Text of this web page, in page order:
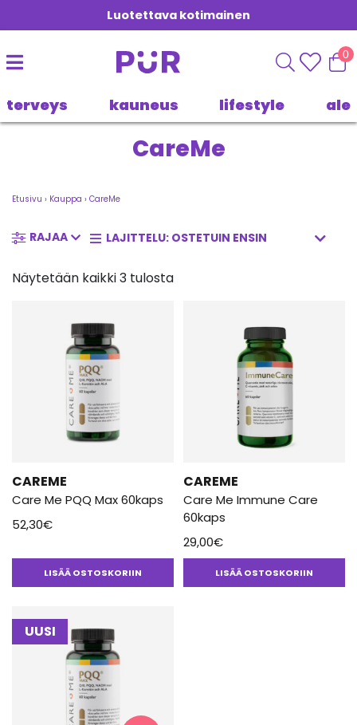
Luotettava kotimainen
0
terveys kauneus lifestyle ale
CareMe
Etusivu › Kauppa › CareMe
RAJAA
Näytetään kaikki 3 tulosta
CAREME
Care Me PQQ Max 60kaps
52,30€
LISÄÄ OSTOSKORIIN
CAREME
Care Me Immune Care
60kaps
29,00€
LISÄÄ OSTOSKORIIN
UUSI